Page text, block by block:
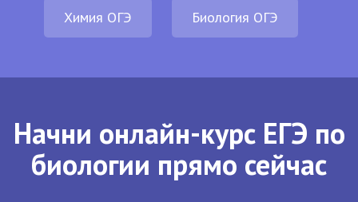
Химия ОГЭ Биология ОГЭ
Начни онлайн-курс ЕГЭ по
биологии прямо сейчас